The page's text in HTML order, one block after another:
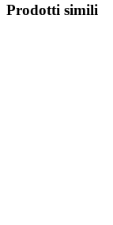
Prodotti simili